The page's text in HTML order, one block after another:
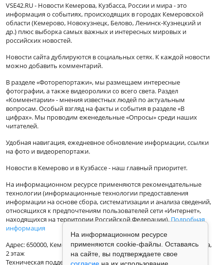
VSE42.RU - Новости Кемерова, Кузбасса, России и мира - это
информация о событиях, происходящих в городах Кемеровской
области (Кемерово, Новокузнецк, Белово, Ленинск-Кузнецкий и
др.) плюс выборка самых важных и интересных мировых и
российских новостей.
Новости сайта дублируются в социальных сетях. К каждой новости
можно добавить комментарий.
В разделе «Фоторепортажи», мы размещаем интересные
фотографии, а также видеоролики со всего света. Раздел
«Комментарии» - мнения известных людей по актуальным
вопросам. Особый взгляд на факты и события в разделе «В
цифрах». Мы проводим еженедельные «Опросы» среди наших
читателей.
Удобная навигация, ежедневное обновление информации, ссылки
на фото и видеорепортажи.
Новости в Кемерово и в Кузбассе - наш главный приоритет.
На информационном ресурсе применяются рекомендательные
технологии (информационные технологии предоставления
информации на основе сбора, систематизации и анализа сведений,
относящихся к предпочтениям пользователей сети «Интернет»,
находящихся на территории Российской Федерации). Подробная
информация
Адрес: 650000, Кемеровская Область, г.Кемерово, ул.Кузбасская 33а,
2 этаж
Техническая поддержка: support@vse42.ru
На информационном ресурсе
применяются cookie-файлы. Оставаясь
на сайте, вы подтверждаете свое